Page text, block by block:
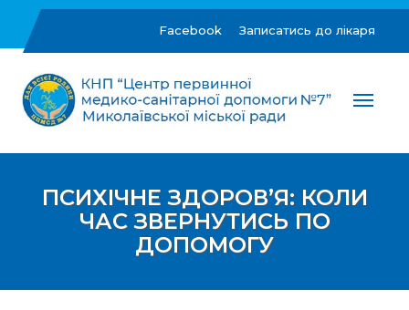
content
Facebook Записатись до лікаря
ЦПМСД №7 м.Миколаїв
первинної медико-санітарної допомоги №7"
ПСИХІЧНЕ ЗДОРОВ’Я: КОЛИ
ЧАС ЗВЕРНУТИСЬ ПО
ДОПОМОГУ